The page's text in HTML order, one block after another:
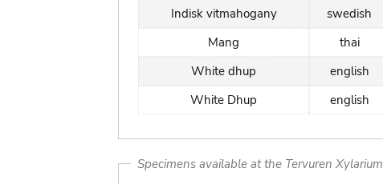
Indisk vitmahogany
swedish
Mang
thai
White dhup
english
White Dhup
english
Specimens available at the Tervuren Xylarium